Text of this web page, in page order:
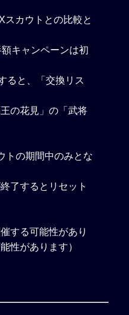
カウトとの比較と
キャンペーンは初
ると、「交換リス
の花見」の「武将
トの期間中のみとな
了するとリセット
する可能性があり
性があります）